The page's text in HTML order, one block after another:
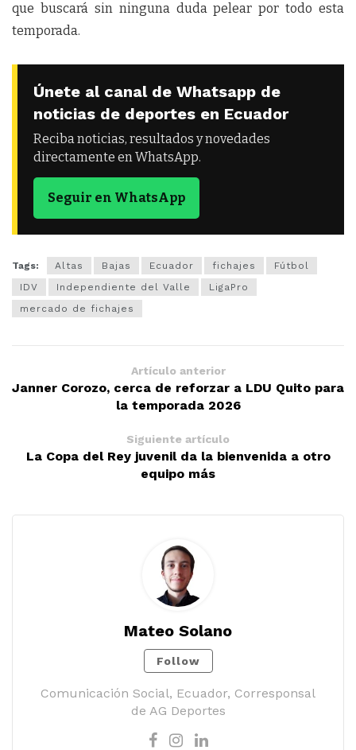
que buscará sin ninguna duda pelear por todo esta
temporada.
Únete al canal de Whatsapp de
noticias de deportes en Ecuador
Reciba noticias, resultados y novedades
directamente en WhatsApp.
Seguir en WhatsApp
Tags: Altas Bajas Ecuador fichajes
Fútbol
IDV
Independiente del Valle
LigaPro
mercado de fichajes
Artículo anterior
Janner Corozo, cerca de reforzar a LDU Quito para
la temporada 2026
Siguiente artículo
La Copa del Rey juvenil da la bienvenida a otro
equipo más
Mateo Solano
Follow
Comunicación Social, Ecuador, Corresponsal
de AG Deportes